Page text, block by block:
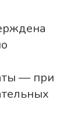
— при